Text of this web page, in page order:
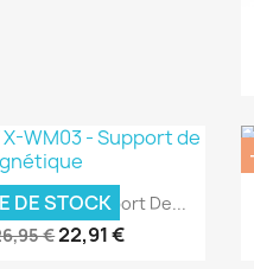
Aperçu rapide
WM03 - Support De...
€22,91 €
DE STOCK